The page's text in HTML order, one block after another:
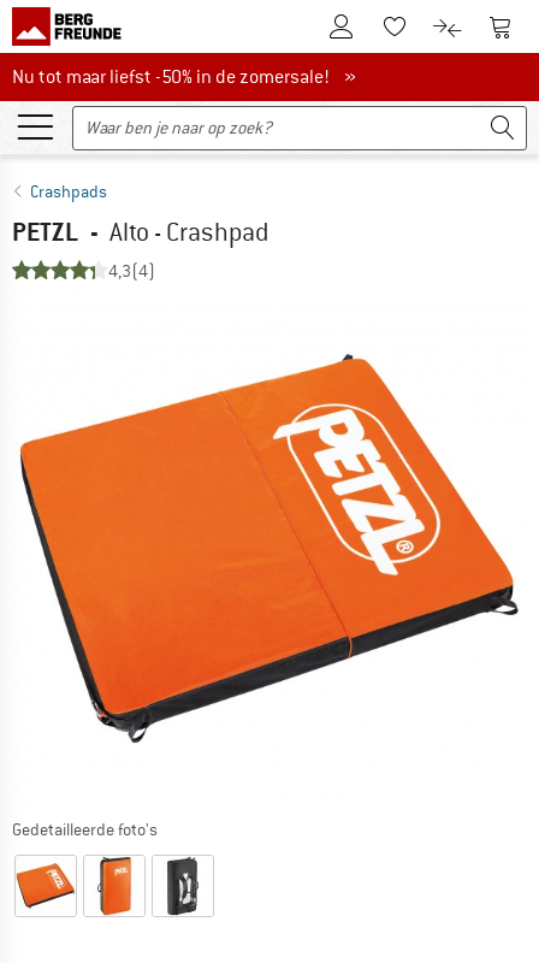
De klantenaccount
Naar deNaar de
Nu tot maar liefst -50% in de zomersale!
Nu tot maar liefst -50% in de zomersale! »
Crashpads
PETZL - Alto - Crashpad
4,3(4)
Gedetailleerde foto's